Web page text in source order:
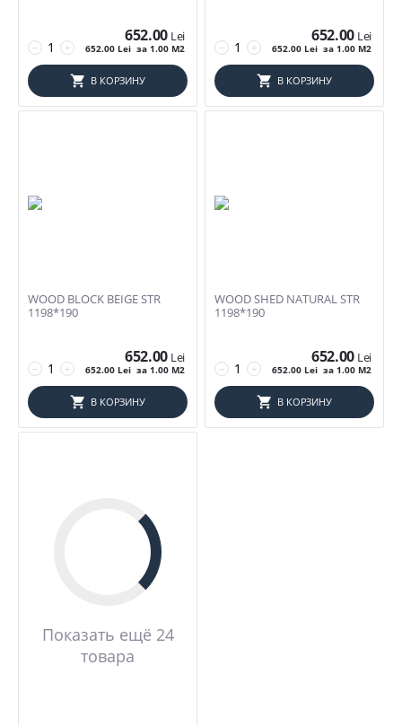
+
−
652.00 Lei
652.00 Lei за 1.00 M2
В КОРЗИНУ
+
−
652.00 Lei
652.00 Lei за 1.00 M2
В КОРЗИНУ
WOOD BLOCK BEIGE STR
1198*190
+
−
652.00 Lei
652.00 Lei за 1.00 M2
В КОРЗИНУ
WOOD SHED NATURAL STR
1198*190
+
−
652.00 Lei
652.00 Lei за 1.00 M2
В КОРЗИНУ
Показать ещё 24
товара